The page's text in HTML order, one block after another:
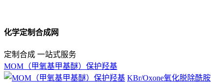
化学定制合成网
定制合成 一站式服务
MOM（甲氧基甲基醚）保护羟基
KBr/Oxone氧化脱除酰胺